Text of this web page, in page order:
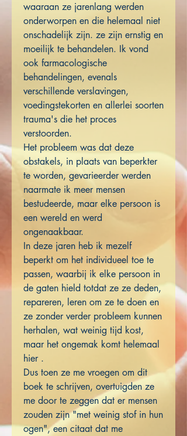
waaraan ze jarenlang werden
onderworpen en die helemaal niet
onschadelijk zijn. ze zijn ernstig en
moeilijk te behandelen. Ik vond
ook farmacologische
behandelingen, evenals
verschillende verslavingen,
voedingstekorten en allerlei soorten
trauma's die het proces
verstoorden.
Het probleem was dat deze
obstakels, in plaats van beperkter
te worden, gevarieerder werden
naarmate ik meer mensen
bestudeerde, maar elke persoon is
een wereld en werd
ongenaakbaar.
In deze jaren heb ik mezelf
beperkt om het individueel toe te
passen, waarbij ik elke persoon in
de gaten hield totdat ze ze deden,
repareren, leren om ze te doen en
ze zonder verder probleem kunnen
herhalen, wat weinig tijd kost,
maar het ongemak komt helemaal
hier .
Dus toen ze me vroegen om dit
boek te schrijven, overtuigden ze
me door te zeggen dat er mensen
zouden zijn "met weinig stof in hun
ogen", een citaat dat me